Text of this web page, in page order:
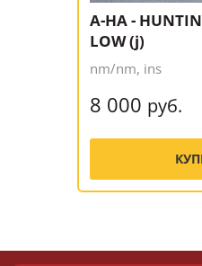
A-HA -
LOW (j)
nm/nm, ins
8 000 руб.